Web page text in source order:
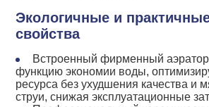
Экологичные и
свойства
Встроенный фирменный аэратор
функцию экономии воды,
ресурса без ухудшения качества и
струи, снижая эксплуатационные